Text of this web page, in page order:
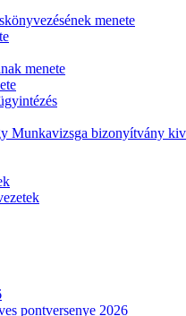
menete
menete
Munkavizsga bizonyítvány
pontversenye 2026